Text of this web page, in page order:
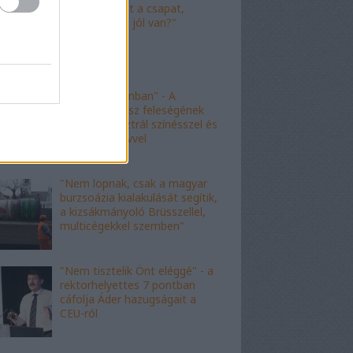
"Nagyot ment a csapat,
Viktor! Család jól van?"
"nem kishazánban" - A
fideszes borász feleségének
esete az ausztrál színésszel és
az angol nyelvvel
"Nem lopnak, csak a magyar
burzsoázia kialakulását segítik,
a kizsákmányoló Brüsszellel,
multicégekkel szemben"
"Nem tisztelik Önt eléggé" - a
rektorhelyettes 7 pontban
cáfolja Áder hazugságait a
CEU-ról